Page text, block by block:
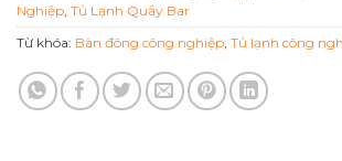
Nghiệp Tủ Lạnh Quầy Bar
Từ khóa: Bàn đông công nghiệp Tủ lạnh công